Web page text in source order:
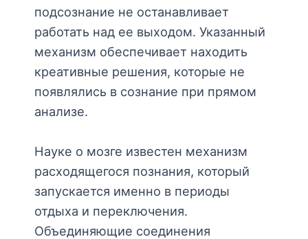
подсознание не останавливает
работать над ее выходом. Указанный
механизм обеспечивает находить
креативные решения, которые не
появлялись в сознание при прямом
анализе.
Науке о мозге известен механизм
расходящегося познания, который
запускается именно в периоды
отдыха и переключения.
Объединяющие соединения